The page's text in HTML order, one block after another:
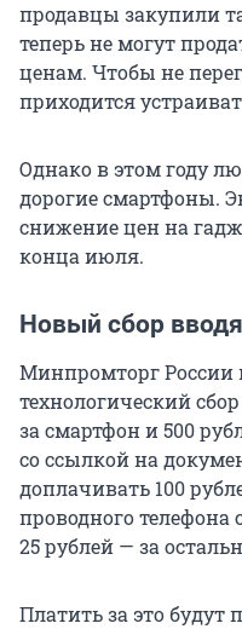
продавцы закупили
теперь не могут
ценам. Чтобы не
приходится
Однако в этом году
дорогие смартфоны.
снижение цен на
конца июля.
Новый сбор
Минпромторг России
технологический
за смартфон и500
со ссылкой на
доплачивать 100
проводного телефона
25 рублей — за
Платить за это будут